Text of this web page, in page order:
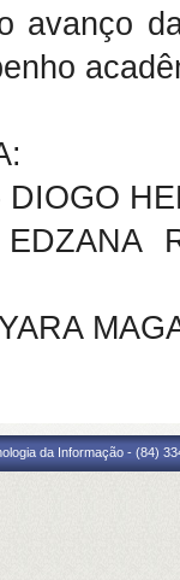
avanço
da Informação - (84)